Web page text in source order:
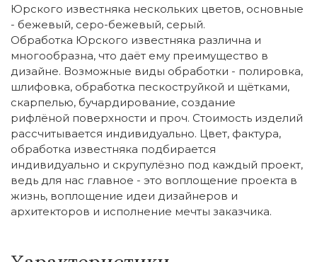
Юрского известняка нескольких цветов, основные
- бежевый, серо-бежевый, серый.
Обработка Юрского известняка различна и
многообразна, что даёт ему преимущество в
дизайне. Возможные виды обработки - полировка,
шлифовка, обработка пескоструйкой и щётками,
скарпелью, бучардирование, создание
рифлёной поверхности и проч. Стоимость изделий
рассчитывается индивидуально. Цвет, фактура,
обработка известняка подбирается
индивидуально и скрупулёзно под каждый проект,
ведь для нас главное - это воплощение проекта в
жизнь, воплощение идеи дизайнеров и
архитекторов и исполнение мечты заказчика.